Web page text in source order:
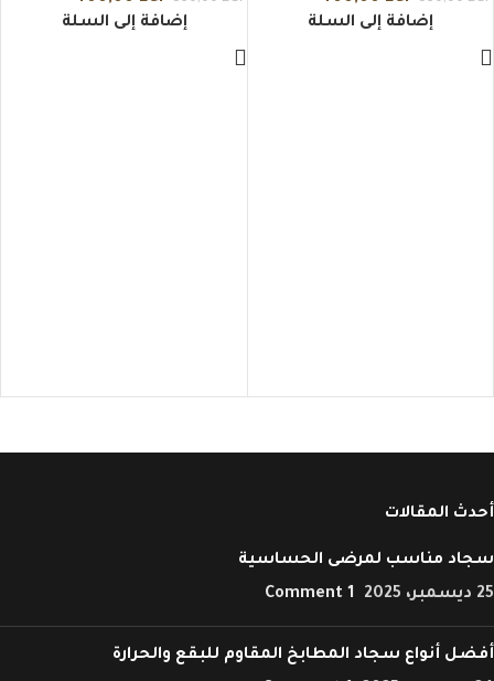
إضافة إلى السلة إضافة إلى السلة
أحدث المقالات
سجاد مناسب لمرضى الحساسية
25 ديسمبر، 2025
1 Comment
أفضل أنواع سجاد المطابخ المقاوم للبقع والحرارة